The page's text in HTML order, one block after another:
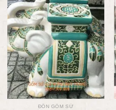
ĐÔN GỐM SỨ